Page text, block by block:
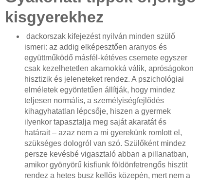
kisgyerekhez
dackorszak kifejezést nyilván minden szülő
ismeri: az addig elképesztően aranyos és
együttműködő másfél-kétéves csemete egyszer
csak kezelhetetlen akarnokká válik, apróságokon
hisztizik és jeleneteket rendez. A pszichológiai
elméletek egyöntetűen állítják, hogy mindez
teljesen normális, a személyiségfejlődés
kihagyhatatlan lépcsője, hiszen a gyermek
ilyenkor tapasztalja meg saját akaratát és
határait – azaz nem a mi gyerekünk romlott el,
szükséges dologról van szó. Szülőként mindez
persze kevésbé vigasztaló abban a pillanatban,
amikor gyönyörű kisfiunk földönfetrengős hisztit
rendez a hetes busz kellős közepén, mert nem a